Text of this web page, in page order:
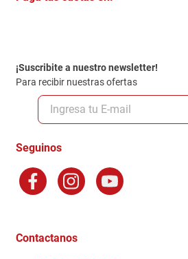
Politica de Privacidad
Políticas y condiciones GiftCard
Formas de Pago
Terminos y Condiciones
Factura Electronica
Ganadores - Promociones
¡Suscribite a nuestro newsletter!
Para recibir nuestras ofertas
Seguinos
Contactanos